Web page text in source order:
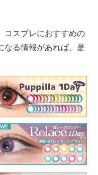
コスプレにおすすめの
なる情報があれば、是